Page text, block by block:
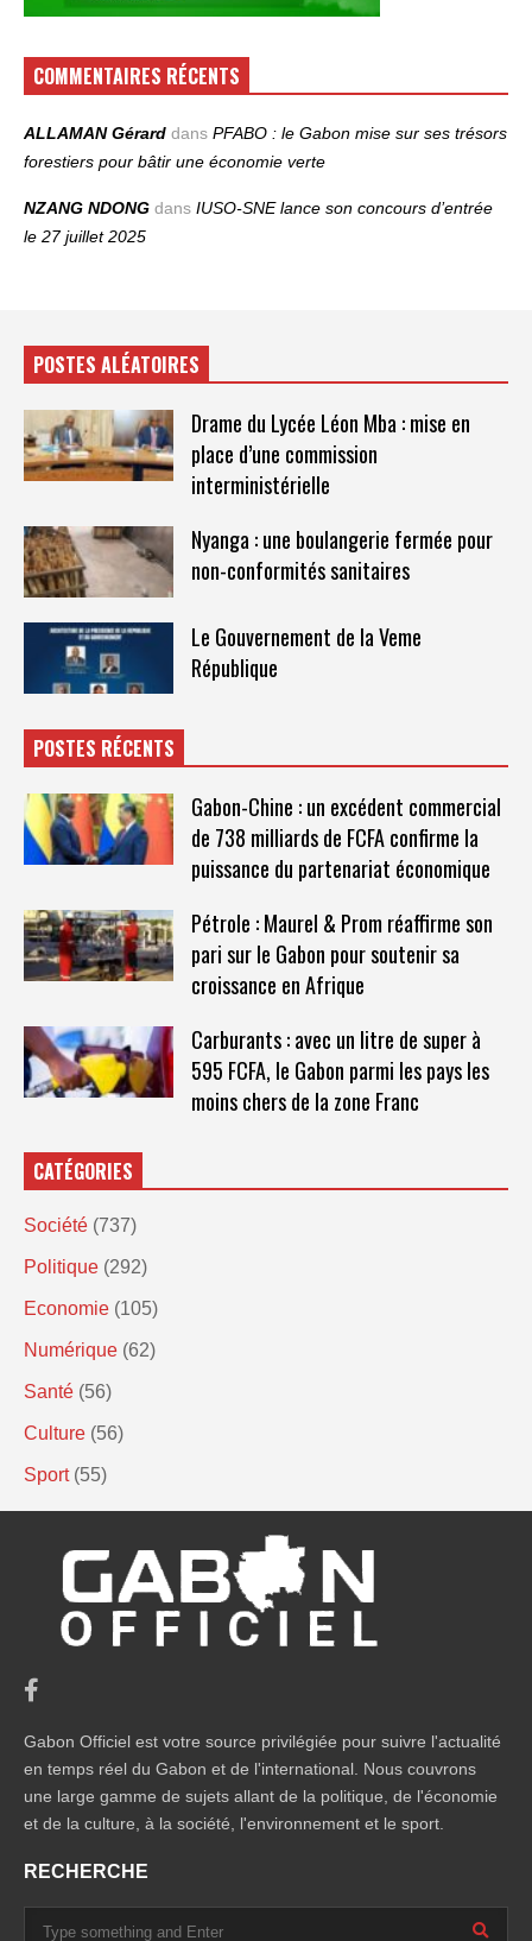
COMMENTAIRES RÉCENTS
ALLAMAN Gérard dans PFABO : le Gabon mise sur ses trésors
forestiers pour bâtir une économie verte
NZANG NDONG dans IUSO‑SNE lance son concours d’entrée
le 27 juillet 2025
POSTES ALÉATOIRES
Drame du Lycée Léon Mba : mise en
place d’une commission
interministérielle
Nyanga : une boulangerie fermée pour
non-conformités sanitaires
Le Gouvernement de la Veme
République
POSTES RÉCENTS
Gabon-Chine : un excédent commercial
de 738 milliards de FCFA confirme la
puissance du partenariat économique
Pétrole : Maurel & Prom réaffirme son
pari sur le Gabon pour soutenir sa
croissance en Afrique
Carburants : avec un litre de super à
595 FCFA, le Gabon parmi les pays les
moins chers de la zone Franc
CATÉGORIES
Société (737)
Politique (292)
Economie (105)
Numérique (62)
Santé (56)
Culture (56)
Sport (55)
Gabon Officiel est votre source privilégiée pour suivre l'actualité
en temps réel du Gabon et de l'international. Nous couvrons
une large gamme de sujets allant de la politique, de l'économie
et de la culture, à la société, l'environnement et le sport.
RECHERCHE